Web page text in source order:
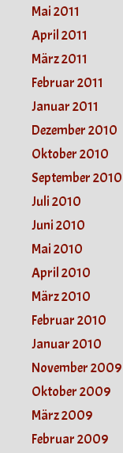
Mai 2011
April 2011
März 2011
Februar 2011
Januar 2011
Dezember 2010
Oktober 2010
September 2010
Juli 2010
Juni 2010
Mai 2010
April 2010
März 2010
Februar 2010
Januar 2010
November 2009
Oktober 2009
März 2009
Februar 2009